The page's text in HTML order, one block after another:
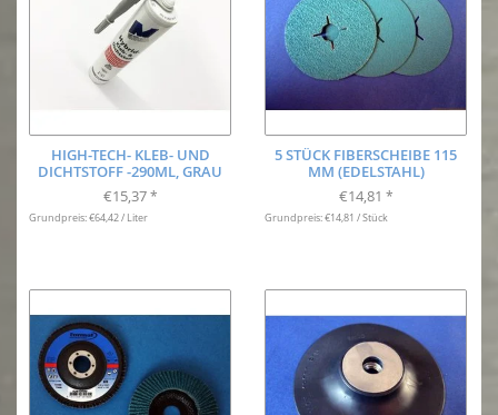
HIGH-TECH- KLEB- UND
DICHTSTOFF -290ML, GRAU
€15,37 *
Grundpreis: €64,42 / Liter
5 STÜCK FIBERSCHEIBE 115
MM (EDELSTAHL)
€14,81 *
Grundpreis: €14,81 / Stück